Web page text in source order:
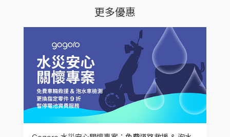
稱「活動期間」)，至 Gogoro® 直營、加盟門市、特約推廣站、
或家樂福、大潤發、PChome 等指定通路，購買
Smartscooter® 智慧電動機車指定車款，並付清全額者（需於活
動期間建立訂單並開立發票），可享有「全年無休！免費騎*x12
個月」、「免費升級！+3 大熱銷配件」上述兩項贈品及參加
「Gogoro 車主 回購大方送」活動的資格，贈品數量有限，贈完
為止：
指定車款：
Gogoro VIVA BASIC
Gogoro VIVA KEYLESS
更多優惠